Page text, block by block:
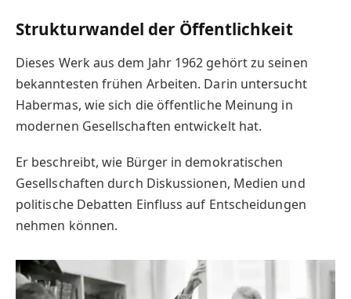
Strukturwandel der Öffentlichkeit
Dieses Werk aus dem Jahr 1962 gehört zu seinen
bekanntesten frühen Arbeiten. Darin untersucht
Habermas, wie sich die öffentliche Meinung in
modernen Gesellschaften entwickelt hat.
Er beschreibt, wie Bürger in demokratischen
Gesellschaften durch Diskussionen, Medien und
politische Debatten Einfluss auf Entscheidungen
nehmen können.